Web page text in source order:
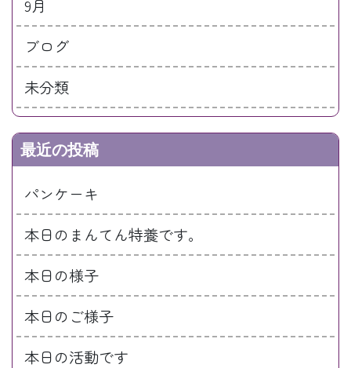
9月
ブログ
未分類
最近の投稿
パンケーキ
本日のまんてん特養です。
本日の様子
本日のご様子
本日の活動です